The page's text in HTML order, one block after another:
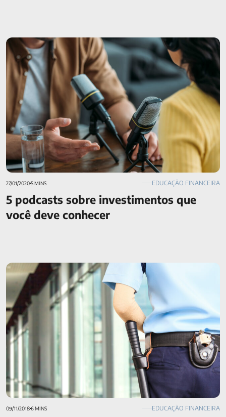
5 podcasts sobre investimentos que você deve conhecer
27/01/20205 MINS EDUCAÇÃO FINANCEIRA
5 podcasts sobre investimentos que
você deve conhecer
Quando contratar um seguro de vida? Saiba qual o melhor
momento!
09/11/20186 MINS EDUCAÇÃO FINANCEIRA